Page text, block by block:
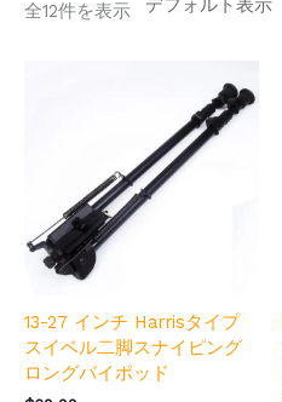
全12件を表示
13-27 インチ Harrisタイプ
スイベル二脚スナイピング
ロングバイポッド